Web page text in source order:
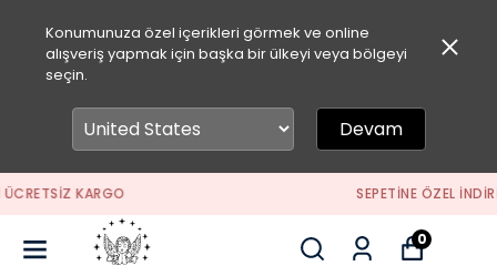
Konumunuza özel içerikleri görmek ve online
alışveriş yapmak için başka bir ülkeyi veya bölgeyi
seçin.
Devam
SEPETİNE ÖZEL İNDİRİM FIRSATLARINI KAÇIRMA
0